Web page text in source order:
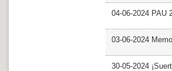
04-06-2024 PAU
03-06-2024
30-05-2024